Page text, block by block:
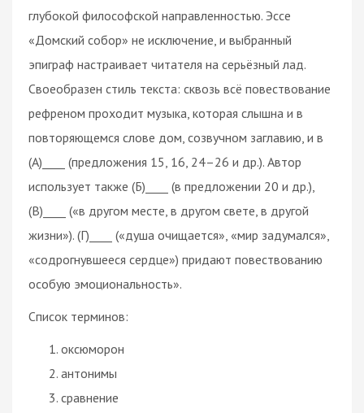
глубокой философской направленностью. Эссе
«Домский собор» не исключение, и выбранный
эпиграф настраивает читателя на серьёзный лад.
Своеобразен стиль текста: сквозь всё повествование
рефреном проходит музыка, которая слышна и в
повторяющемся слове дом, созвучном заглавию, и в
(А)____ (предложения 15, 16, 24–26 и др.). Автор
использует также (Б)____ (в предложении 20 и др.),
(В)____ («в другом месте, в другом свете, в другой
жизни»). (Г)____ («душа очищается», «мир задумался»,
«содрогнувшееся сердце») придают повествованию
особую эмоциональность».
Список терминов:
оксюморон
антонимы
сравнение